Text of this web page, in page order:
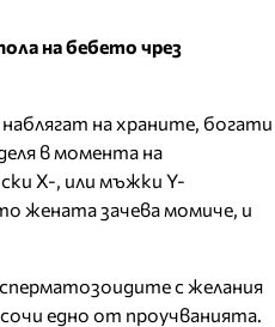
на бебето чрез
на храните, богати
в момента на
X-, или мъжки Y-
жената зачева момиче, и
с желания
едно от проучванията.